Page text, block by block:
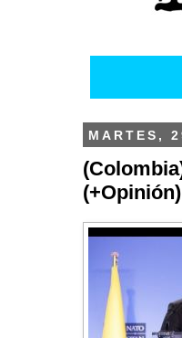
MARTES,
(+Opinión)